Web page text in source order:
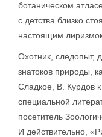
ботаническом
с детства близко
настоящим
Охотник, следопыт,
знатоков природы,
Сладкое, В. Курдов
специальной
посетитель
И действительно,